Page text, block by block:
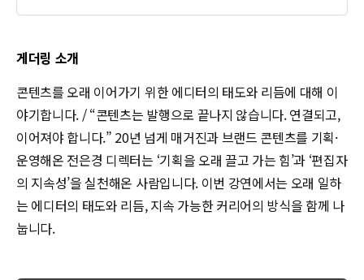
게더링 소개
콘텐츠를 오래 이어가기 위한 에디터의 태도와 리듬에 대해 이
야기합니다. / “콘텐츠는 발행으로 끝나지 않습니다. 연결되고,
이어져야 합니다.” 20년 넘게 매거진과 브랜드 콘텐츠를 기획·
운영해온 전은경 디렉터는 ‘기획을 오래 끌고 가는 힘’과 ‘편집자
의 지속성’을 실천해온 사람입니다. 이번 강연에서는 오래 일하
는 에디터의 태도와 리듬, 지속 가능한 커리어의 방식을 함께 나
눕니다.